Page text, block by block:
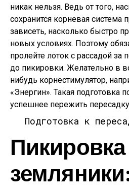
никак нельзя. Ведь от того,
сохранится корневая система
зависеть, насколько быстро
новых условиях. Поэтому
пролейте лоток с рассадой за
до пикировки. Желательно в
нибудь корнестимулятор,
«Энергин». Такая подготовка
успешнее пережить
Подготовка к
Пикировка